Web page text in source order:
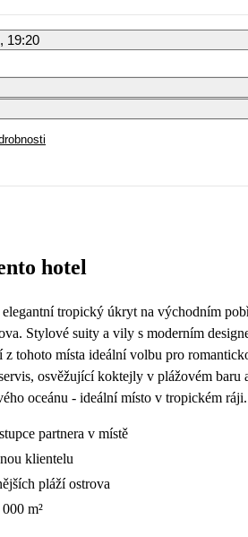
PO ÚT ST ČT PÁ SO
68 309
19:20
hotel
tropický úkryt na východním
Stylové suity a vily s moderním
z tohoto místa ideální volbu pro
osvěžující koktejly v plážovém baru
oceánu - ideální místo v tropickém ráji.
partnera v místě
klientelu
pláží ostrova
m²